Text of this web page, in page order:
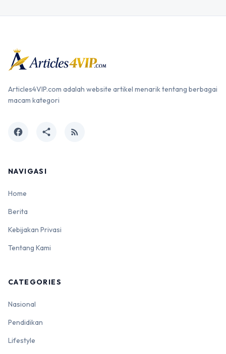
Articles4VIP.com adalah website artikel menarik tentang berbagai
macam kategori
facebook share rss_feed
NAVIGASI
Home
Berita
Kebijakan Privasi
Tentang Kami
CATEGORIES
Nasional
Pendidikan
Lifestyle